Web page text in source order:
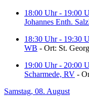
18:00 Uhr - 19:00
Johannes Enth.
18:30 Uhr - 19:30
WB - Ort: St. Georg
19:00 Uhr - 20:00
Scharmede, RV -
Samstag, 08. August